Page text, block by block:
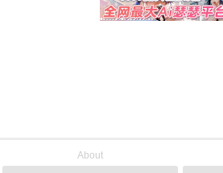
About